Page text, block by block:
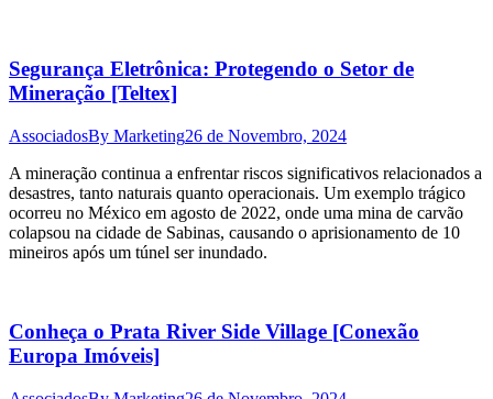
Segurança Eletrônica: Protegendo o Setor de
Mineração [Teltex]
AssociadosBy Marketing26 de Novembro, 2024
A mineração continua a enfrentar riscos significativos relacionados a
desastres, tanto naturais quanto operacionais. Um exemplo trágico
ocorreu no México em agosto de 2022, onde uma mina de carvão
colapsou na cidade de Sabinas, causando o aprisionamento de 10
mineiros após um túnel ser inundado.
Conheça o Prata River Side Village [Conexão
Europa Imóveis]